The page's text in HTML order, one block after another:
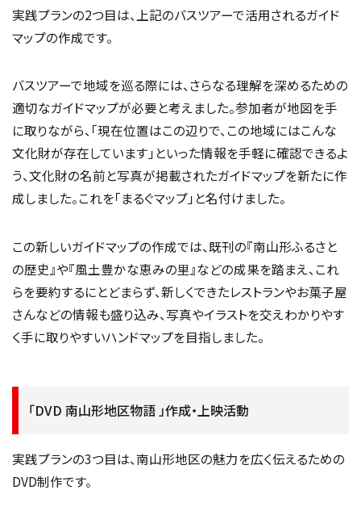
実践プランの2つ目は、上記のバスツアーで活用されるガイド
マップの作成です。
バスツアーで地域を巡る際には、さらなる理解を深めるための
適切なガイドマップが必要と考えました。参加者が地図を手
に取りながら、「現在位置はこの辺りで、この地域にはこんな
文化財が存在しています」といった情報を手軽に確認できるよ
う、文化財の名前と写真が掲載されたガイドマップを新たに作
成しました。これを「まるぐマップ」と名付けました。
この新しいガイドマップの作成では、既刊の『南山形ふるさと
の歴史』や『風土豊かな恵みの里』などの成果を踏まえ、これ
らを要約するにとどまらず、新しくできたレストランやお菓子屋
さんなどの情報も盛り込み、写真やイラストを交えわかりやす
く手に取りやすいハンドマップを目指しました。
「DVD 南山形地区物語 」作成・上映活動
実践プランの3つ目は、南山形地区の魅力を広く伝えるための
DVD制作です。